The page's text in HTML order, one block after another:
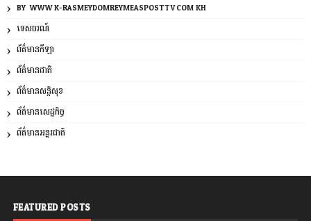
BY: WWW.K-RASMEYDOMREYMEASPOSTTV.COM.KH
ទេសចរណ៍
ព័ត៌មានកីឡា
ព័ត៌មានជាតិ
ព័ត៌មានសន្តិសុខ
ព័ត៌មានសេដ្ឋកិច្ច
ព័ត៌មានអន្តរជាតិ
FEATURED POSTS